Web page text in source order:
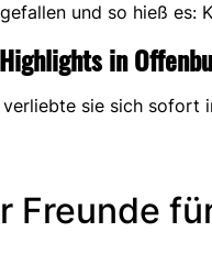
und so hieß es:
in
sie sich
Freunde